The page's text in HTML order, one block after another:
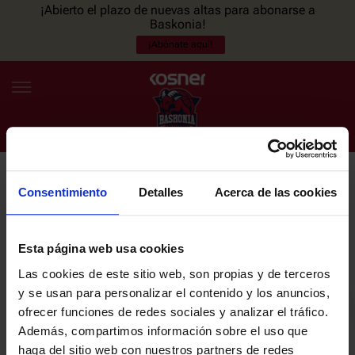
Consentimiento Detalles Acerca de las cookies
Esta página web usa cookies
Las cookies de este sitio web, son propias y de terceros
y se usan para personalizar el contenido y los anuncios,
ofrecer funciones de redes sociales y analizar el tráfico.
Además, compartimos información sobre el uso que
haga del sitio web con nuestros partners de redes
¡Abierto el plazo de nuevas altas para abonarse a
Baskonia!
¡Abónate aquí!
ES EU
NOTICIAS
PLANTILLA
ENTRADAS
NEWSLETTER
últimas noticias y promociones del club.
Email
He leído y acepto laPolítica de privacidaddel SASKI BASKONIA